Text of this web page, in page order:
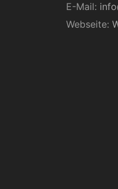
E-Mail:
Webseite: